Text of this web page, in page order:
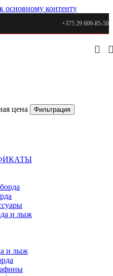
основному контенту
+375 29 609-85-50
цена Фильтрация
и лыж
и лыж